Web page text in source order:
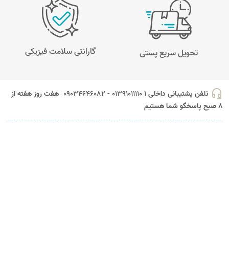
تحویل سریع پستی گارانتی سلامت فیزیکی
headset_mic تلفن پشتیبانی داخلی 1 01391011110 - 09034646082
هفت روز هفته از
8 صبح پاسخگو شما هستیم